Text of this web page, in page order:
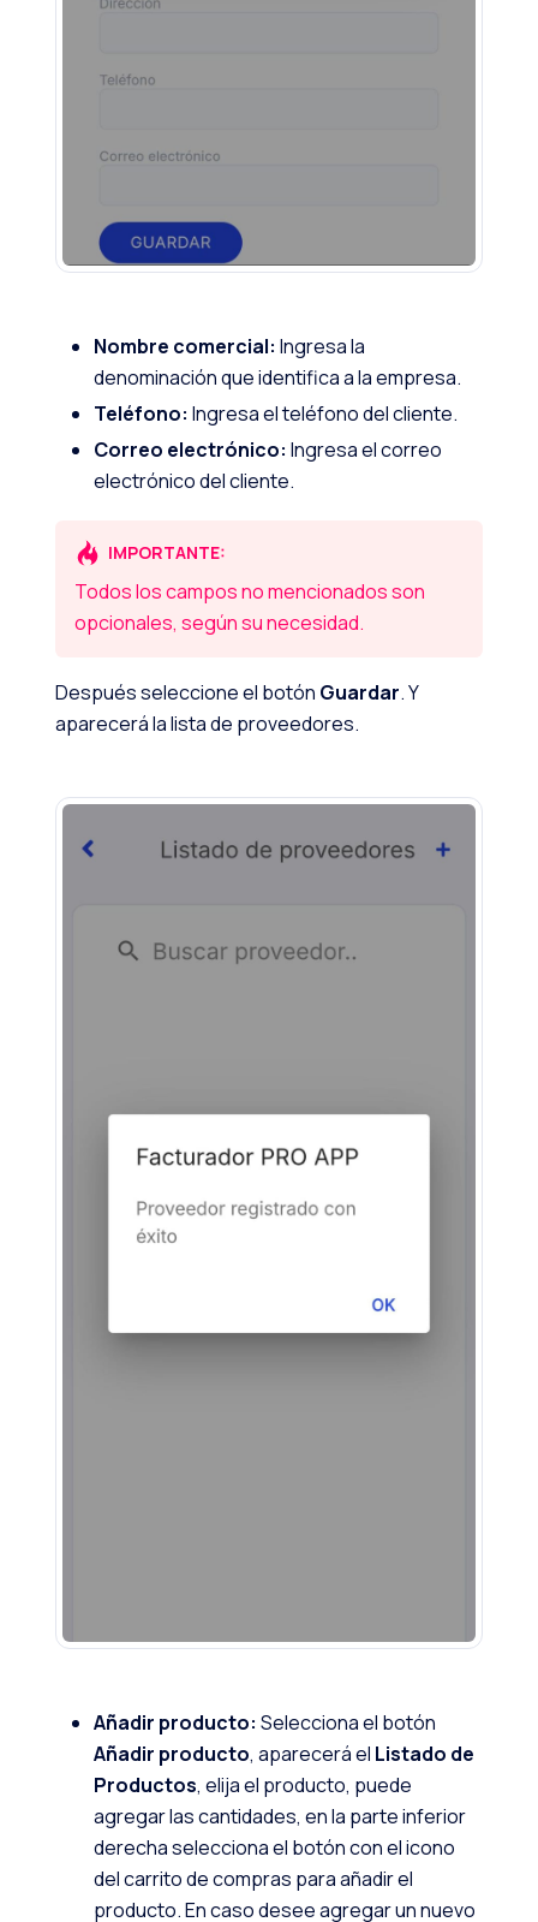
Nombre comercial: Ingresa la
denominación que identifica a la empresa.
Teléfono: Ingresa el teléfono del cliente.
Correo electrónico: Ingresa el correo
electrónico del cliente.
IMPORTANTE:
Todos los campos no mencionados son
opcionales, según su necesidad.
Después seleccione el botón Guardar. Y
aparecerá la lista de proveedores.
Añadir producto: Selecciona el botón
Añadir producto, aparecerá el Listado de
Productos, elija el producto, puede
agregar las cantidades, en la parte inferior
derecha selecciona el botón con el icono
del carrito de compras para añadir el
producto. En caso desee agregar un nuevo